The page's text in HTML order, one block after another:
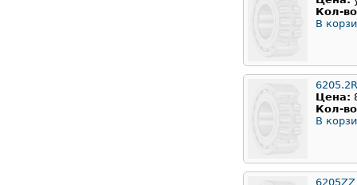
Кол-
В
Цена:
Кол-
В
6205ZZ